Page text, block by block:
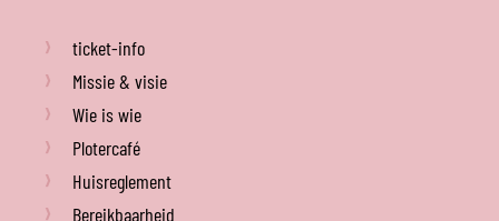
ticket-info
Missie & visie
Wie is wie
Plotercafé
Huisreglement
Bereikbaarheid